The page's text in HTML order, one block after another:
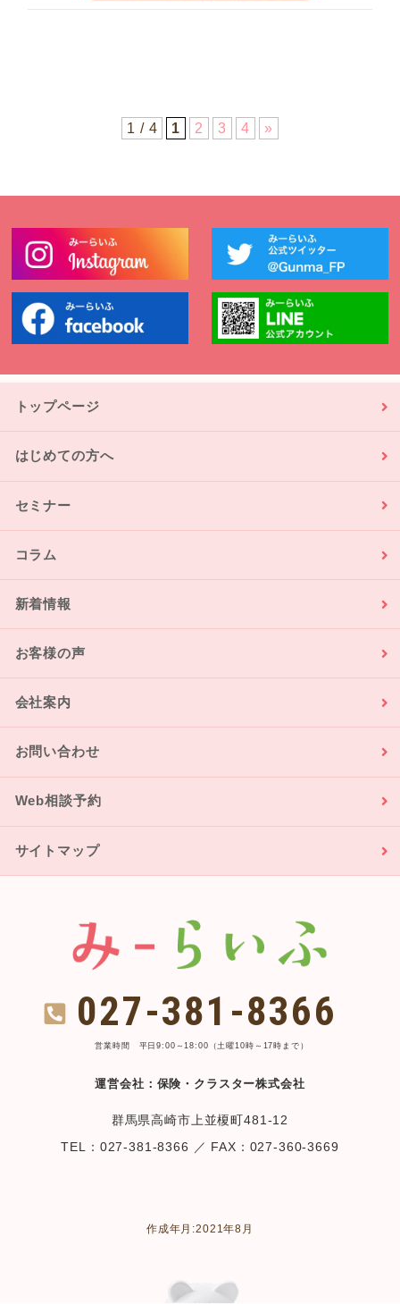
1 / 4 1 2 3 4 »
トップページ
はじめての方へ
セミナー
コラム
新着情報
お客様の声
会社案内
お問い合わせ
Web相談予約
サイトマップ
027-381-8366
営業時間 平日9:00～18:00（土曜10時～17時まで）
運営会社：保険・クラスター株式会社
群馬県高崎市上並榎町481-12
TEL：027-381-8366 ／ FAX：027-360-3669
作成年月:2021年8月